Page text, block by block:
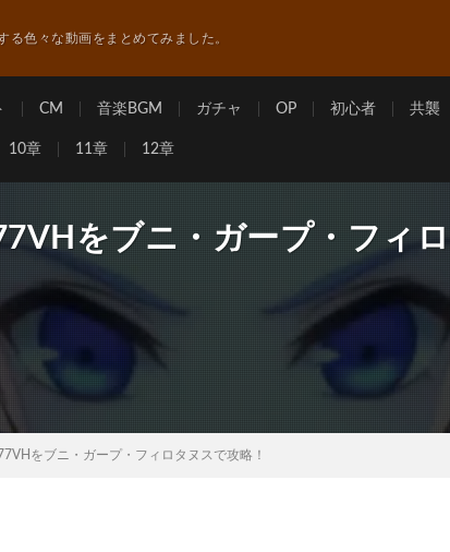
る色々な動画をまとめてみました。
CM 音楽BGM ガチャ OP 初心者 共襲
10章 11章 12章
をブニ・ガープ・フィロ
をブニ・ガープ・フィロタヌスで攻略！